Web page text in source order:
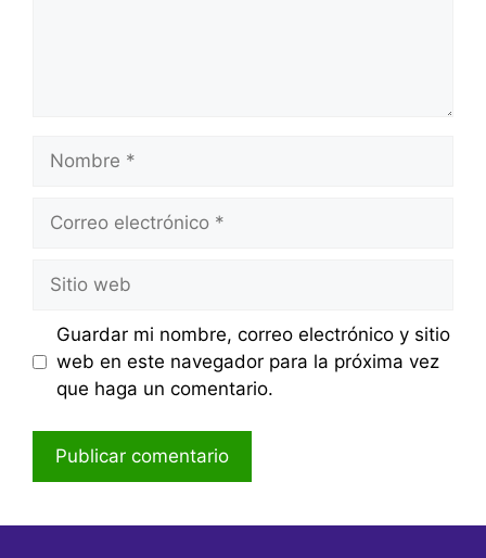
Nombre
Correo
Sitio
web
Guardar mi nombre, correo electrónico y sitio
web en este navegador para la próxima vez
que haga un comentario.